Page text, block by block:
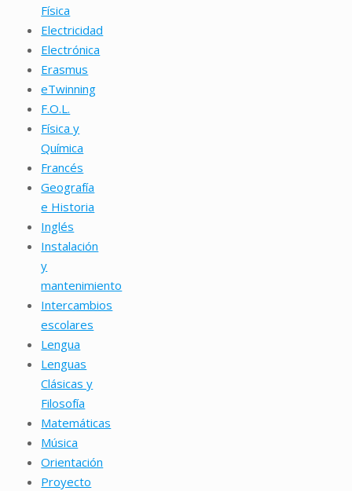
Física
Electricidad
Electrónica
Erasmus
eTwinning
F.O.L.
Física y
Química
Francés
Geografía
e Historia
Inglés
Instalación
y
mantenimiento
Intercambios
escolares
Lengua
Lenguas
Clásicas y
Filosofía
Matemáticas
Música
Orientación
Proyecto